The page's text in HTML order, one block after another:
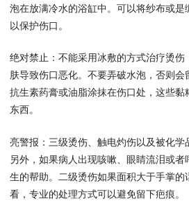
泡在放满冷水的浴缸中。可以将纱布或
以保护伤口。
绝对禁止：不能采用冰敷的方式治疗烫
肤导致伤口恶化。不要弄破水泡，否则
抗生素药膏或油脂涂抹在伤口处，这些
东西。
亮警报：三级烫伤、触电灼伤以及被化学
另外，如果病人出现咳嗽、眼睛流泪或
生的帮助。二级烫伤如果面积大于手掌
看，专业的处理方式可以避免留下疤痕。